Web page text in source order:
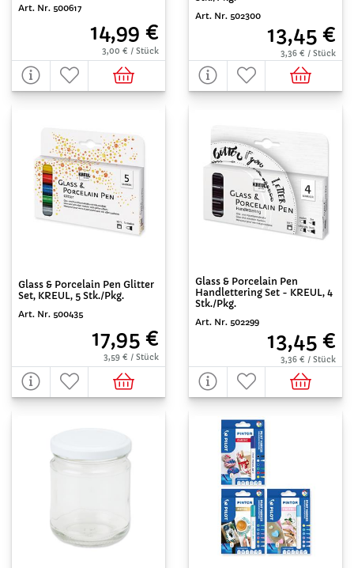
Art. Nr. 500617
14,99 €
3,00 € / Stück
Art. Nr. 502300
13,45 €
3,36 € / Stück
Glass & Porcelain Pen Glitter
Set, KREUL, 5 Stk./Pkg.
Art. Nr. 500435
17,95 €
3,59 € / Stück
Glass & Porcelain Pen
Handlettering Set - KREUL, 4
Stk./Pkg.
Art. Nr. 502299
13,45 €
3,36 € / Stück